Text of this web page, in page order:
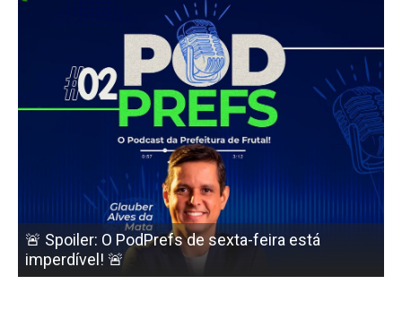
🚨 Spoiler: O PodPrefs de sexta-feira está
imperdível! 🚨